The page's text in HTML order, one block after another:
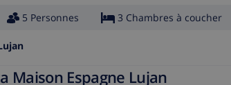
5 Personnes 3 Chambres à coucher
Maison Espagne Lujan